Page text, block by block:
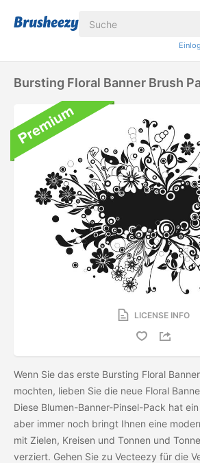
Bursting Floral Banner Brush
LICENSE INFO
Wenn Sie das erste Bursting Floral
mochten, lieben Sie die neue Floral
Diese Blumen-Banner-Pinsel-Pack hat
aber immer noch bringt Ihnen eine
mit Zielen, Kreisen und Tonnen und
verziert. Gehen Sie zu Vecteezy für die